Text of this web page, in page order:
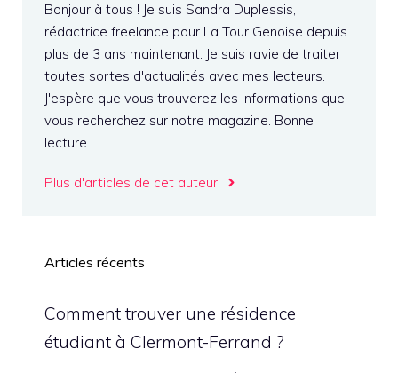
Bonjour à tous ! Je suis Sandra Duplessis,
rédactrice freelance pour La Tour Genoise depuis
plus de 3 ans maintenant. Je suis ravie de traiter
toutes sortes d'actualités avec mes lecteurs.
J'espère que vous trouverez les informations que
vous recherchez sur notre magazine. Bonne
lecture !
Plus d'articles de cet auteur
Articles récents
Comment trouver une résidence
étudiant à Clermont-Ferrand ?